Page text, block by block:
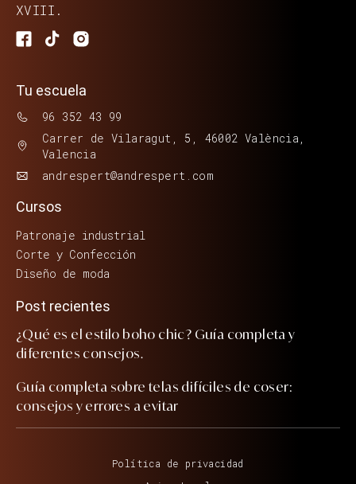
XVIII.
Tu escuela
96 352 43 99
Carrer de Vilaragut, 5, 46002 València,
Valencia
andrespert@andrespert.com
Cursos
Patronaje industrial
Corte y Confección
Diseño de moda
Post recientes
¿Qué es el estilo boho chic? Guía completa y
diferentes consejos.
Guía completa sobre telas difíciles de coser:
consejos y errores a evitar
Política de privacidad